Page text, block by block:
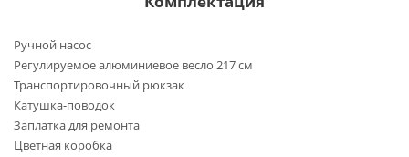
Ручной насос
Регулируемое алюминиевое весло 217 см
Транспортировочный рюкзак
Катушка-поводок
Заплатка для ремонта
Цветная коробка